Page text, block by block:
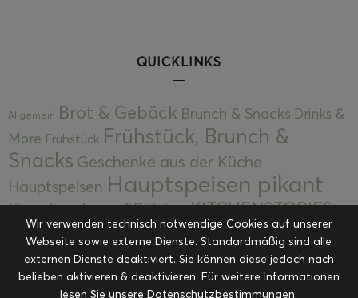
QUICKLINKS
Allgemein Brot & Gebäck Brunch & Snacks Drinks &
More Frühstück Frühstück, Brunch &
Snacks Geschenke aus der Küche
Hauptspeisen Hauptspeisen pikant
Hauptspeisen süßKekseKITCHENSTORIES
Kuchen, Torten & Desserts Kuchen und
Desserts Kulinarik Kulinarische Mitbringsel &
Eingemachtes Ohne Kategorie Ostern Resteküche
Wir verwenden technisch notwendige Cookies auf unserer
Webseite sowie externe Dienste. Standardmäßig sind alle
externen Dienste deaktiviert. Sie können diese jedoch nach
belieben aktivieren & deaktivieren. Für weitere Informationen
lesen Sie unsere Datenschutzbestimmungen.